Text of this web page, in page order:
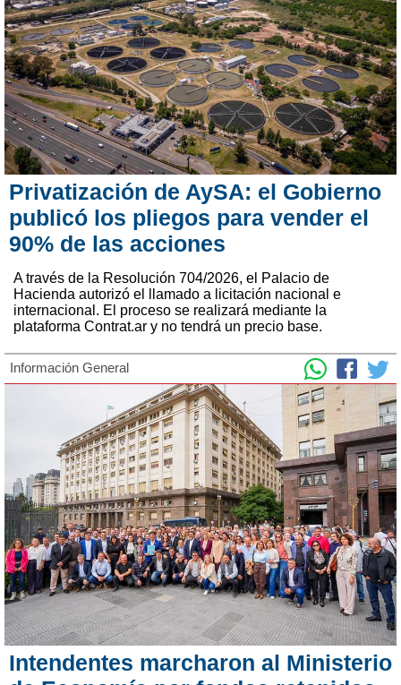
Privatización de AySA: el Gobierno
publicó los pliegos para vender el
90% de las acciones
A través de la Resolución 704/2026, el Palacio de
Hacienda autorizó el llamado a licitación nacional e
internacional. El proceso se realizará mediante la
plataforma Contrat.ar y no tendrá un precio base.
Información General
Intendentes marcharon al Ministerio